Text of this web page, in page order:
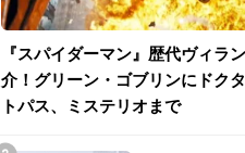
『スパイダーマン』歴代ヴィラ
介！グリーン・ゴブリンにドク
トパス、ミステリオまで